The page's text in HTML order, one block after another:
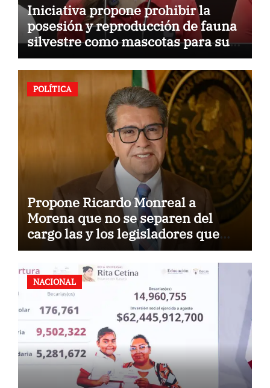
Iniciativa propone prohibir la
posesión y reproducción de fauna
silvestre como mascotas para su
comercialización
POLÍTICA
Propone Ricardo Monreal a
Morena que no se separen del
cargo las y los legisladores que
quieren reelegirse
NACIONAL